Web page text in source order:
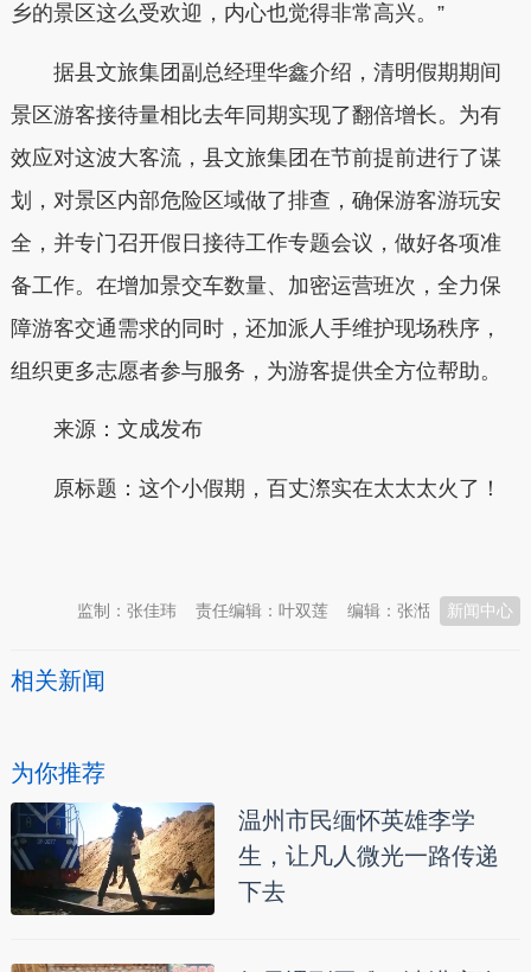
乡的景区这么受欢迎，内心也觉得非常高兴。”
据县文旅集团副总经理华鑫介绍，清明假期期间
景区游客接待量相比去年同期实现了翻倍增长。为有
效应对这波大客流，县文旅集团在节前提前进行了谋
划，对景区内部危险区域做了排查，确保游客游玩安
全，并专门召开假日接待工作专题会议，做好各项准
备工作。在增加景交车数量、加密运营班次，全力保
障游客交通需求的同时，还加派人手维护现场秩序，
组织更多志愿者参与服务，为游客提供全方位帮助。
来源： 文成发布
原标题： 这个小假期，百丈漈实在太太太火了！
新闻中心
编辑：张湉
责任编辑：叶双莲
监制：张佳玮
相关新闻
为你推荐
温州市民缅怀英雄李学
生，让凡人微光一路传递
下去